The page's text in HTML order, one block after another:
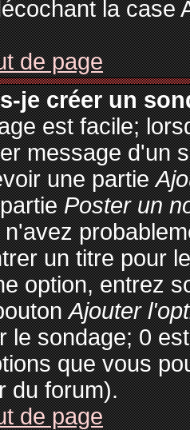
la case
de page
je créer un
est facile;
message d'un
une partie
Poster un
un titre pour
option, entrez
Ajouter
le sondage; 0
que vous
du forum).
de page